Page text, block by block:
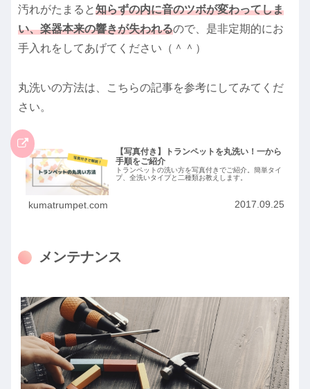
汚れがたまると知らずの内に音のツボが変わってしま
い、楽器本来の響きが失われるので、是非定期的にお
手入れをしてあげてください（＾＾）
丸洗いの方法は、こちらの記事を参考にしてみてくだ
さい。
【写真付き】トランペットを丸洗い！一から
手順をご紹介
トランペットの洗い方を写真付きでご紹介。簡単タイ
プ、全洗いタイプと二種類お教えします。
kumatrumpet.com 2017.09.25
メンテナンス